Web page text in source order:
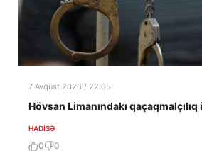
7 Avqust 2026 / 22:05
Hövsan Limanındakı qaçaqmalçılıq
HADISƏ
0 0